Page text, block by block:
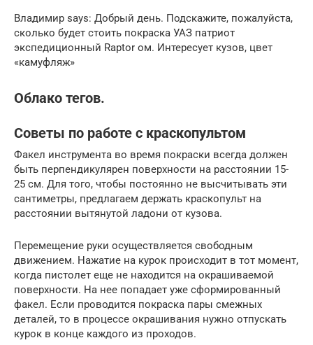
Владимир says: Добрый день. Подскажите, пожалуйста,
сколько будет стоить покраска УАЗ патриот
экспедиционный Raptor ом. Интересует кузов, цвет
«камуфляж»
Облако тегов.
Советы по работе с краскопультом
Факел инструмента во время покраски всегда должен
быть перпендикулярен поверхности на расстоянии 15-
25 см. Для того, чтобы постоянно не высчитывать эти
сантиметры, предлагаем держать краскопульт на
расстоянии вытянутой ладони от кузова.
Перемещение руки осуществляется свободным
движением. Нажатие на курок происходит в тот момент,
когда пистолет еще не находится на окрашиваемой
поверхности. На нее попадает уже сформированный
факел. Если проводится покраска пары смежных
деталей, то в процессе окрашивания нужно отпускать
курок в конце каждого из проходов.